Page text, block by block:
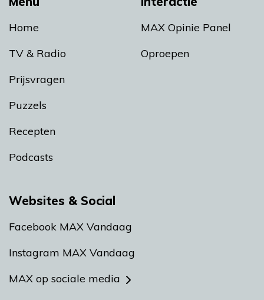
Home
TV & Radio
Prijsvragen
Puzzels
Recepten
Podcasts
MAX Opinie Panel
Oproepen
Websites & Social
Facebook MAX Vandaag
Instagram MAX Vandaag
MAX op sociale media